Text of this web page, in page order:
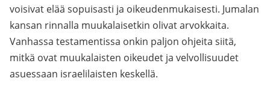
voisivat elää sopuisasti ja oikeudenmukaisesti. Jumalan
kansan rinnalla muukalaisetkin olivat arvokkaita.
Vanhassa testamentissa onkin paljon ohjeita siitä,
mitkä ovat muukalaisten oikeudet ja velvollisuudet
asuessaan israelilaisten keskellä.